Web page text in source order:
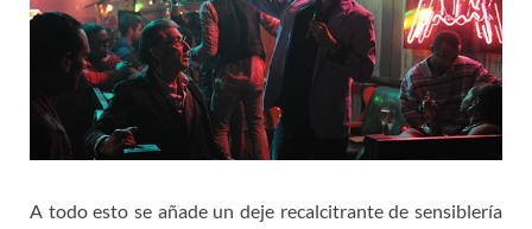
A todo esto se añade un deje recalcitrante de sensiblería